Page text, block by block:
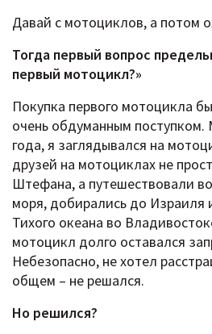
Давай с мотоциклов, а потом
Тогда первый вопрос
первый мотоцикл?»
Покупка первого мотоцикла
очень обдуманным
года, я заглядывался на
друзей на мотоциклах не
Штефана, а путешествовали
моря, добирались до Израиля
Тихого океана во
мотоцикл долго оставался
Небезопасно, не хотел
общем – не решался.
Но решился?